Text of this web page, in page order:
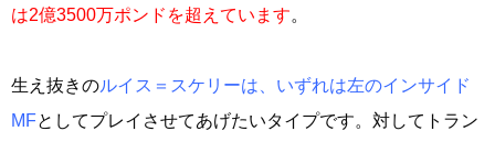
は2億3500万ポンドを超えています。
生え抜きのルイス＝スケリーは、いずれは左のインサイド
MFとしてプレイさせてあげたいタイプです。対してトラン